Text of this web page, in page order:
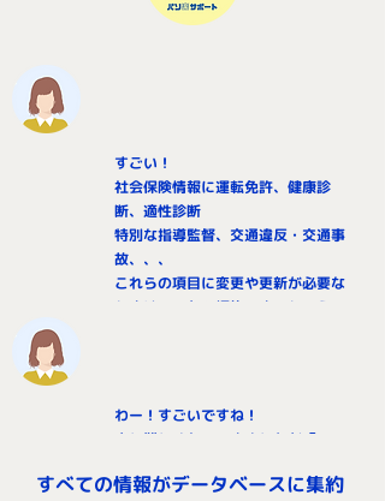
すごい！
社会保険情報に運転免許、健康診
断、適性診断
特別な指導監督、交通違反・交通事
故、、、
これらの項目に変更や更新が必要な
ときはここから編集できるというこ
わー！すごいですね！
少し難しくなってきましたが「PDF
すべての情報がデータベースに集約